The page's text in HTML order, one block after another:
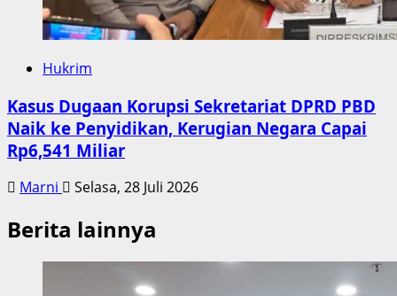
Hukrim
Kasus Dugaan Korupsi Sekretariat DPRD PBD
Naik ke Penyidikan, Kerugian Negara Capai
Rp6,541 Miliar
Marni Selasa, 28 Juli 2026
Berita lainnya